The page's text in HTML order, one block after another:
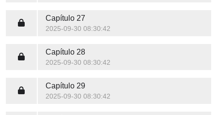
Capítulo 27
2025-09-30 08:30:42
Capítulo 28
2025-09-30 08:30:42
Capítulo 29
2025-09-30 08:30:42